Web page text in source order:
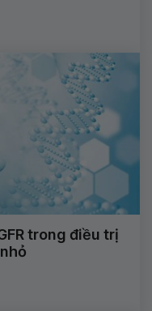
trong điều trị